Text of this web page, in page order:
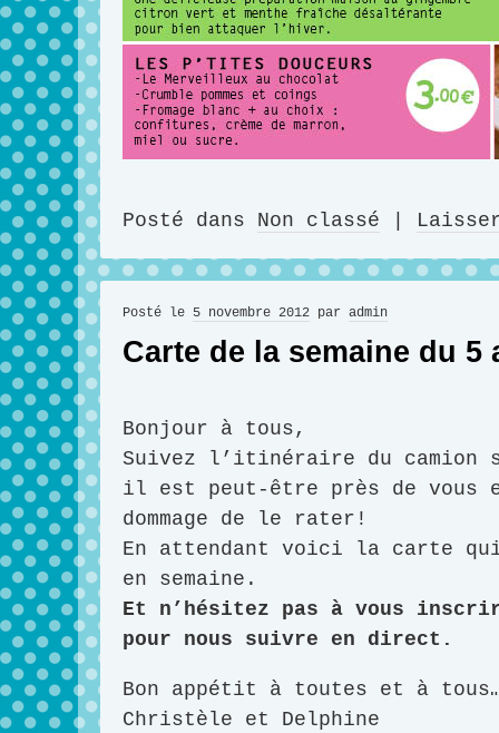
Posté dans Non classé
Carte de la semaine du 5
Posté le 5 novembre 2012 par admin
Bonjour à tous,
Suivez l’itinéraire du camion
il est peut-être près de vous
dommage de le rater!
En attendant voici la carte qui
en semaine.
Et n’hésitez pas à vous
pour nous suivre en direct.
Bon appétit à toutes et à
Christèle et Delphine